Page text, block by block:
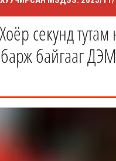
секунд
байгааг